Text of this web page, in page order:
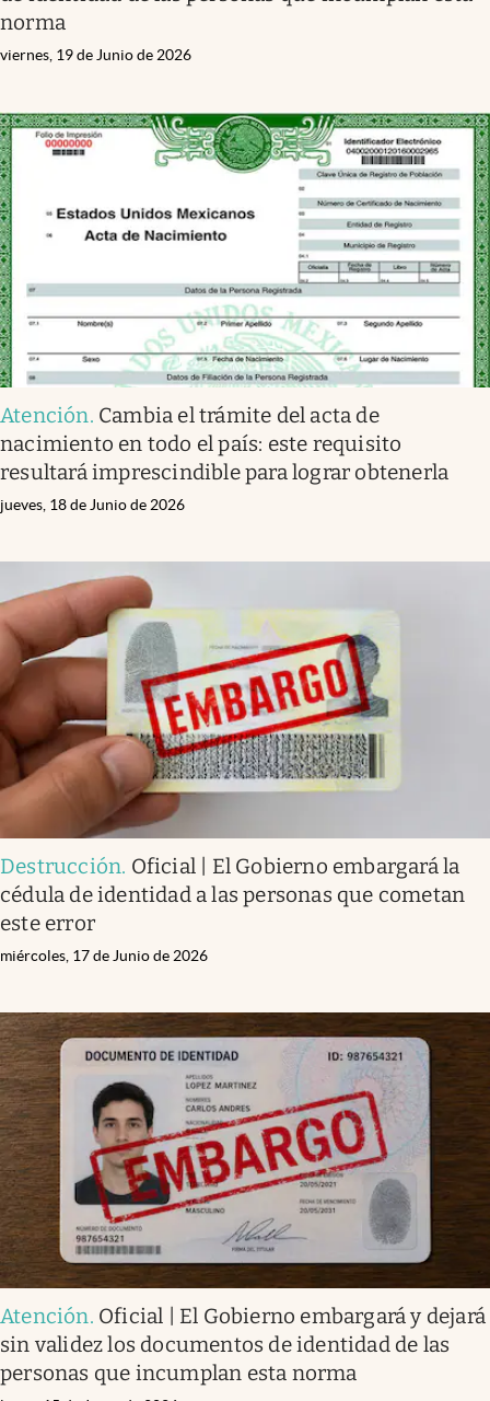
norma
viernes, 19 de Junio de 2026
Atención. Cambia el trámite del acta de
nacimiento en todo el país: este requisito
resultará imprescindible para lograr obtenerla
jueves, 18 de Junio de 2026
Destrucción. Oficial | El Gobierno embargará la
cédula de identidad a las personas que cometan
este error
miércoles, 17 de Junio de 2026
Atención. Oficial | El Gobierno embargará y dejará
sin validez los documentos de identidad de las
personas que incumplan esta norma